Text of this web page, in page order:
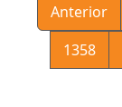
Anterior
1358